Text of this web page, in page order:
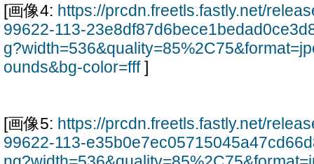
[画像4: https://prcdn.freetls.fastly.net/
99622-113-
ounds&bg-color=fff]
[画像5: https://prcdn.freetls.fastly.net/
99622-113-